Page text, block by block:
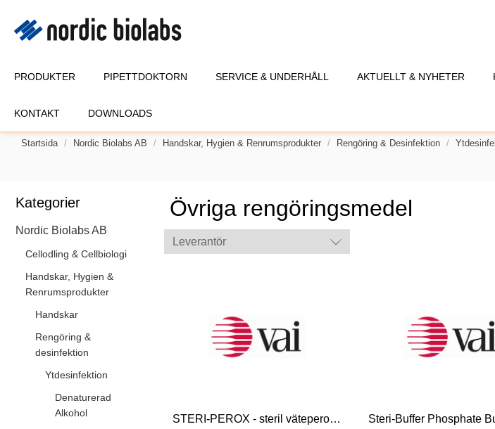
PRODUKTER PIPETTDOKTORN SERVICE & UNDERHÅLL AKTUELLT & NYHETER
KONTAKT DOWNLOADS
Startsida Nordic Biolabs AB Handskar, Hygien & Renrumsprodukter Rengöring & Desinfektion
Kategorier
Nordic Biolabs AB
Cellodling & Cellbiologi
Handskar, Hygien &
Renrumsprodukter
Handskar
Rengöring &
desinfektion
Ytdesinfektion
Denaturerad
Alkohol
Övriga rengöringsmedel
Leverantör
STERI-PEROX - steril väteperoxid